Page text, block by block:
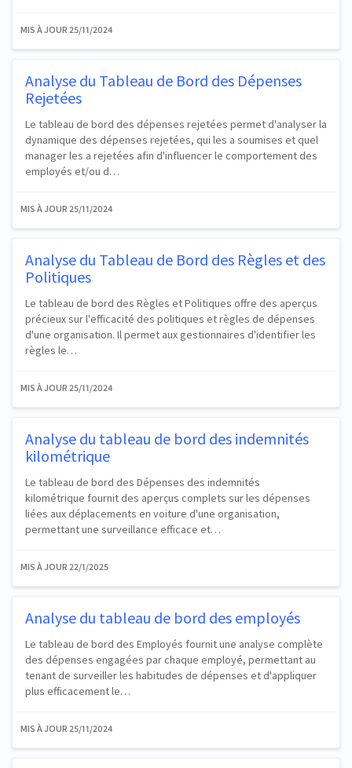
MIS À JOUR 25/11/2024
Analyse du Tableau de Bord des Dépenses
Rejetées
Le tableau de bord des dépenses rejetées permet d'analyser la
dynamique des dépenses rejetées, qui les a soumises et quel
manager les a rejetées afin d'influencer le comportement des
employés et/ou d…
MIS À JOUR 25/11/2024
Analyse du Tableau de Bord des Règles et des
Politiques
Le tableau de bord des Règles et Politiques offre des aperçus
précieux sur l'efficacité des politiques et règles de dépenses
d'une organisation. Il permet aux gestionnaires d'identifier les
règles le…
MIS À JOUR 25/11/2024
Analyse du tableau de bord des indemnités
kilométrique
Le tableau de bord des Dépenses des indemnités
kilométrique fournit des aperçus complets sur les dépenses
liées aux déplacements en voiture d'une organisation,
permettant une surveillance efficace et…
MIS À JOUR 22/1/2025
Analyse du tableau de bord des employés
Le tableau de bord des Employés fournit une analyse complète
des dépenses engagées par chaque employé, permettant au
tenant de surveiller les habitudes de dépenses et d'appliquer
plus efficacement le…
MIS À JOUR 25/11/2024